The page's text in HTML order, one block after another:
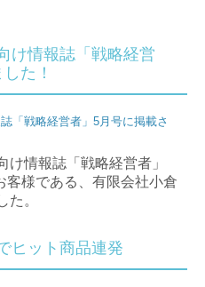
け情報誌「戦略経営
た！
情報誌「戦略経営者」
客様である、有限会社小倉
た。
ヒット商品連発